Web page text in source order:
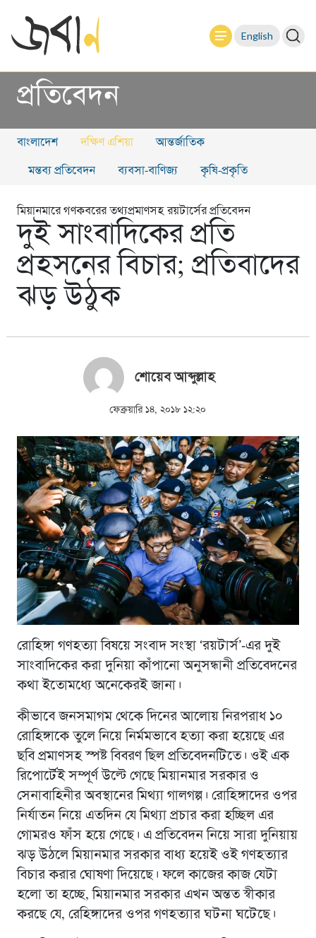
English
প্রতিবেদন
বাংলাদেশ দক্ষিণ এশিয়া আন্তর্জাতিক
মন্তব্য প্রতিবেদন ব্যবসা-বাণিজ্য কৃষি-প্রকৃতি
মিয়ানমারে গণকবরের তথ্যপ্রমাণসহ রয়টার্সের প্রতিবেদন
দুই সাংবাদিকের প্রতি
প্রহসনের বিচার; প্রতিবাদের
ঝড় উঠুক
শোয়েব আব্দুল্লাহ
ফেব্রুয়ারি ১৪, ২০১৮ ১২:২০
রোহিঙ্গা গণহত্যা বিষয়ে সংবাদ সংস্থা ‘রয়টার্স’-এর দুই
সাংবাদিকের করা দুনিয়া কাঁপানো অনুসন্ধানী প্রতিবেদনের
কথা ইতোমধ্যে অনেকেরই জানা।
কীভাবে জনসমাগম থেকে দিনের আলোয় নিরপরাধ ১০
রোহিঙ্গাকে তুলে নিয়ে নির্মমভাবে হত্যা করা হয়েছে এর
ছবি প্রমাণসহ স্পষ্ট বিবরণ ছিল প্রতিবেদনটিতে। ওই এক
রিপোর্টেই সম্পূর্ণ উল্টে গেছে মিয়ানমার সরকার ও
সেনাবাহিনীর অবস্থানের মিথ্যা গালগল্প। রোহিঙ্গাদের ওপর
নির্যাতন নিয়ে এতদিন যে মিথ্যা প্রচার করা হচ্ছিল এর
গোমরও ফাঁস হয়ে গেছে। এ প্রতিবেদন নিয়ে সারা দুনিয়ায়
ঝড় উঠলে মিয়ানমার সরকার বাধ্য হয়েই ওই গণহত্যার
বিচার করার ঘোষণা দিয়েছে। ফলে কাজের কাজ যেটা
হলো তা হচ্ছে, মিয়ানমার সরকার এখন অন্তত স্বীকার
করছে যে, রেহিঙ্গাদের ওপর গণহত্যার ঘটনা ঘটেছে।